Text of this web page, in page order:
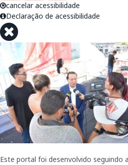
cancelar acessibilidade
Declaração de acessibilidade
Este portal foi desenvolvido seguindo